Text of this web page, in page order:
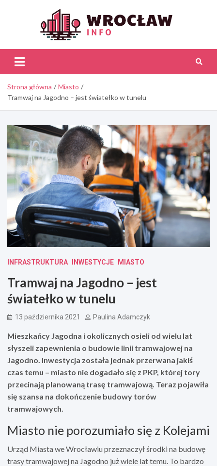
Strona główna
Miasto
Tramwaj na Jagodno – jest światełko w tunelu
INFRASTRUKTURA INWESTYCJE MIASTO
Tramwaj na Jagodno – jest
światełko w tunelu
13 października 2021 Paulina Adamczyk
Mieszkańcy Jagodna i okolicznych osieli od wielu lat
słyszeli zapewnienia o budowie linii tramwajowej na
Jagodno. Inwestycja została jednak przerwana jakiś
czas temu – miasto nie dogadało się z PKP, której tory
przecinają planowaną trasę tramwajową. Teraz pojawiła
się szansa na dokończenie budowy torów
tramwajowych.
Miasto nie porozumiało się z Kolejami
Urząd Miasta we Wrocławiu przeznaczył środki na budowę
trasy tramwajowej na Jagodno już wiele lat temu. To bardzo